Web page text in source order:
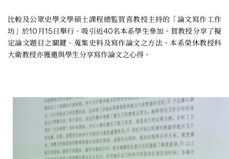
比較及公眾史學文學碩士課程總監賀喜教授主持的「論文寫作工作
坊」於10月15日舉行，吸引近40名本系學生參加。賀教授分享了擬
定論文題目之關鍵、蒐集史料及寫作論文之方法。本系榮休教授科
大衛教授亦獲邀與學生分享寫作論文之心得。